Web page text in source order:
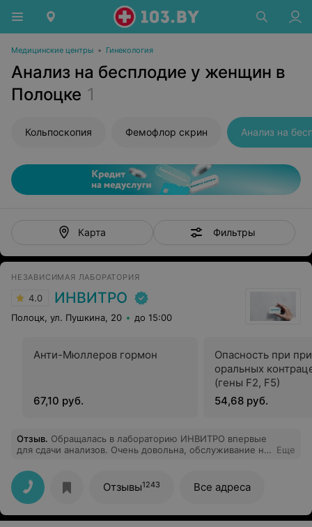
Медицинские центры • Гинекология
Анализ на бесплодие у женщин в
Полоцке 1
Кольпоскопия Фемофлор скрин Анализ на
Карта Фильтры
НЕЗАВИСИМАЯ ЛАБОРАТОРИЯ
4.0 ИНВИТРО
Полоцк, ул. Пушкина, 20 до 15:00
Анти-Мюллеров гормон
67,10 руб.
Опасность при
оральных
(гены F2, F5)
54,68 руб.
Отзыв. Обращалась в лабораторию ИНВИТРО впервые
для сдачи анализов. Очень довольна, обслуживание на
доброжелательные, компетентные, очень быстро
оформляют. В процедурном кабинете медсестра
быстро и безболезненно взяла кровь, со мной такое
впервые (сложные вены). Обязательно буду к Вам
возвращаться!
Еще
Отзывы1243 Все адреса